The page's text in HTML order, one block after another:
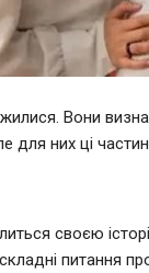
Вони
для них ці
своєю
питання